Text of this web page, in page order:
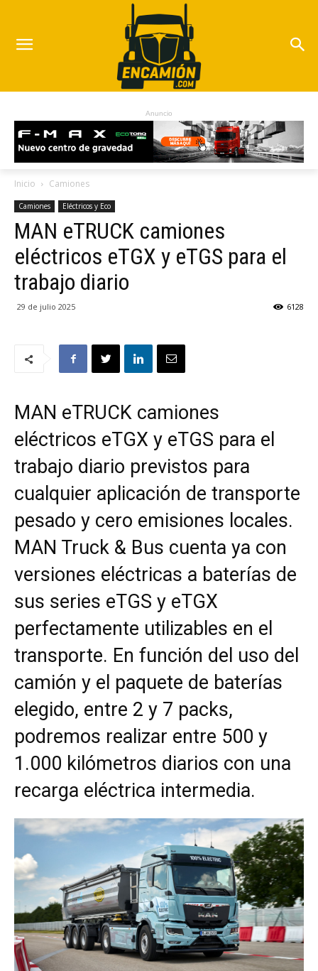
Anuncio
Inicio Camiones
Camiones Eléctricos y Eco
MAN eTRUCK camiones
eléctricos eTGX y eTGS para el
trabajo diario
29 de julio 2025 6128
MAN eTRUCK camiones
eléctricos eTGX y eTGS para el
trabajo diario previstos para
cualquier aplicación de transporte
pesado y cero emisiones locales.
MAN Truck & Bus cuenta ya con
versiones eléctricas a baterías de
sus series eTGS y eTGX
perfectamente utilizables en el
transporte. En función del uso del
camión y el paquete de baterías
elegido, entre 2 y 7 packs,
podremos realizar entre 500 y
1.000 kilómetros diarios con una
recarga eléctrica intermedia.